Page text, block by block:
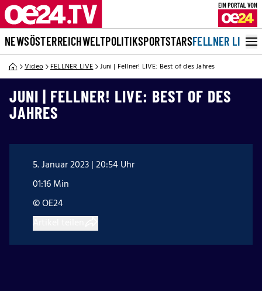
NEWSÖSTERREICHWELTPOLITIKSPORTSTARSFELLNER LIVE
Video FELLNER LIVE Juni | Fellner! LIVE: Best of des Jahres
JUNI | FELLNER! LIVE: BEST OF DES
JAHRES
5. Januar 2023 | 20:54 Uhr
01:16 Min
© OE24